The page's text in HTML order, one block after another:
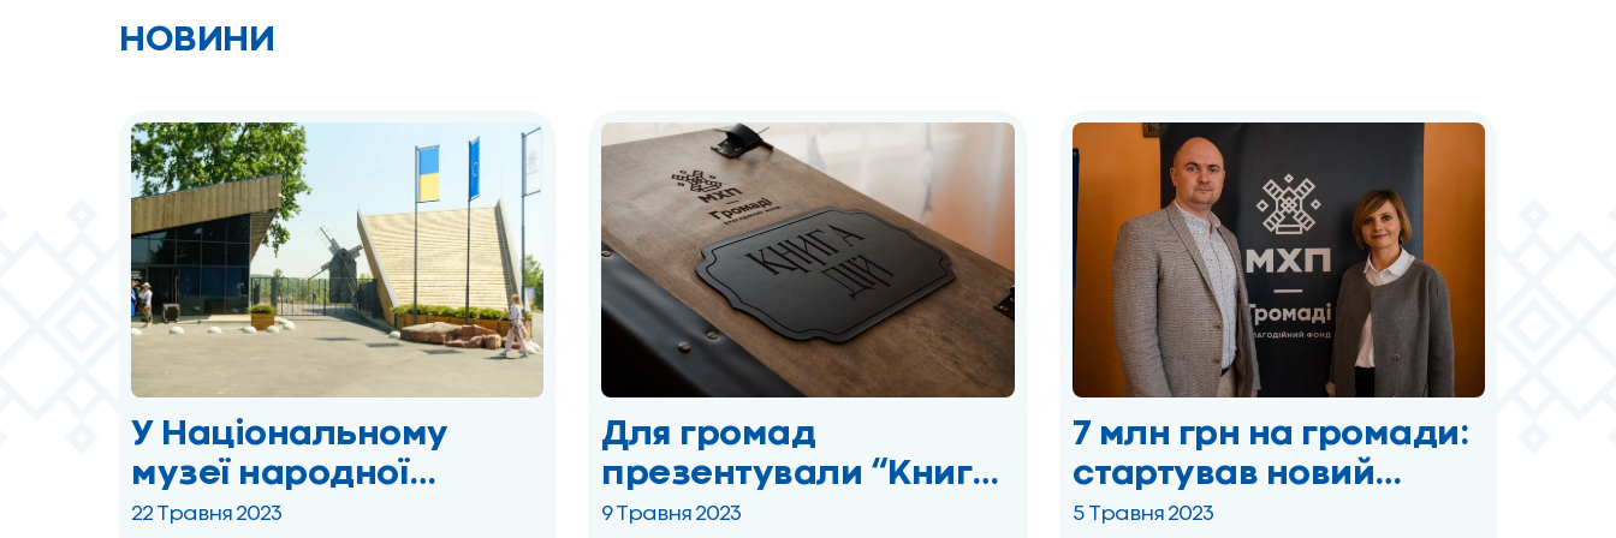
обстеження
НОВИНИ
У Національному
музеї народної
архітектури та побуту
22 Травня 2023
Для громад
презентували “Книгу
ДІЙ”: активісти
9 Травня 2023
7 млн грн на громади:
стартував новий
сезон грантового
5 Травня 2023